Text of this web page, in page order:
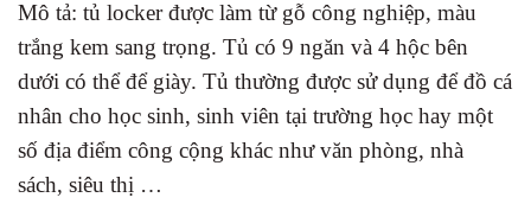
Mô tả: tủ locker được làm từ gỗ công nghiệp, màu
trắng kem sang trọng. Tủ có 9 ngăn và 4 hộc bên
dưới có thể để giày. Tủ thường được sử dụng để đồ cá
nhân cho học sinh, sinh viên tại trường học hay một
số địa điểm công cộng khác như văn phòng, nhà
sách, siêu thị …